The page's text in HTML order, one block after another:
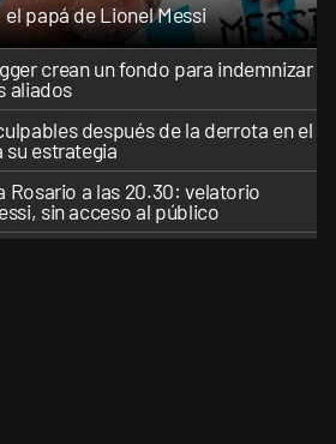
papá de Lionel Messi
crean un fondo para indemnizar
aliados
después de la derrota en el
su estrategia
Rosario a las 20.30: velatorio
sin acceso al público